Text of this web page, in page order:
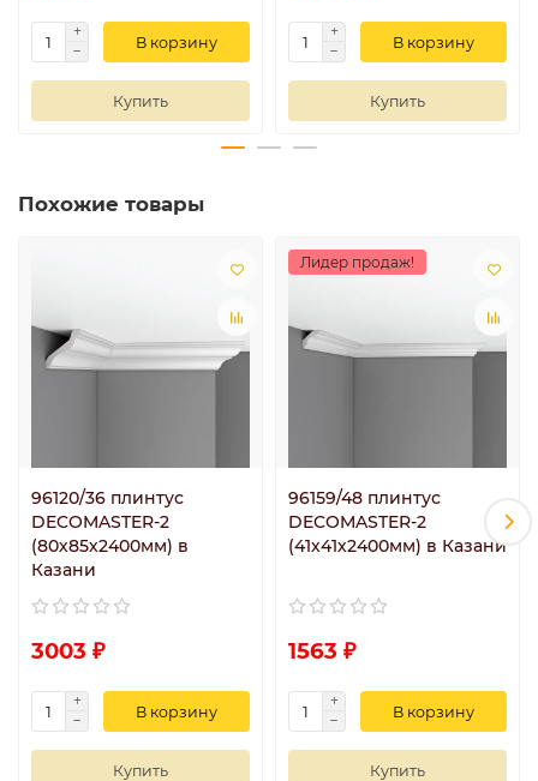
В корзину
Купить
В корзину
Купить
Похожие товары
96120/36 плинтус
DECOMASTER-2
(80х85х2400мм) в
Казани
3003 ₽
В корзину
Купить
Лидер продаж!
96159/48 плинтус
DECOMASTER-2
(41х41х2400мм) в Казани
1563 ₽
В корзину
Купить